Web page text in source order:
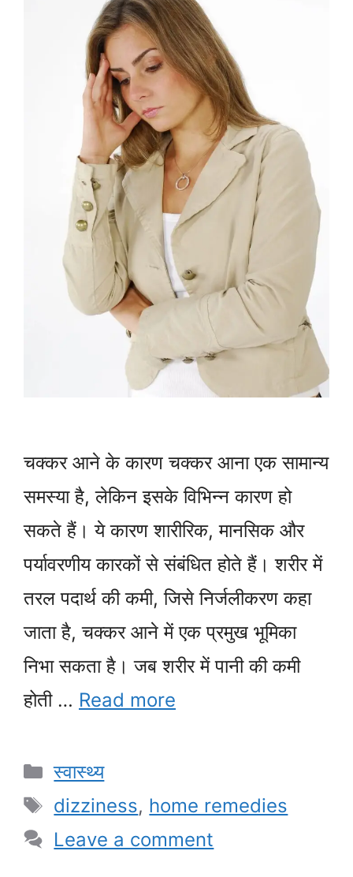
चक्कर आने के कारण चक्कर आना एक सामान्य
समस्या है, लेकिन इसके विभिन्न कारण हो
सकते हैं। ये कारण शारीरिक, मानसिक और
पर्यावरणीय कारकों से संबंधित होते हैं। शरीर में
तरल पदार्थ की कमी, जिसे निर्जलीकरण कहा
जाता है, चक्कर आने में एक प्रमुख भूमिका
निभा सकता है। जब शरीर में पानी की कमी
होती … Read more
Categories
स्वास्थ्य
Tags
dizziness, home remedies
Leave a comment